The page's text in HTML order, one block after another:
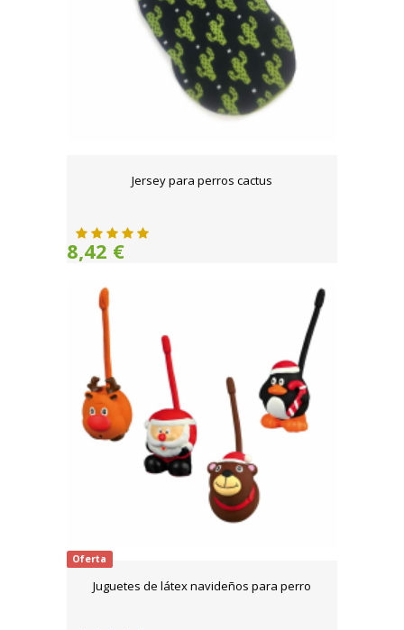
Jersey para perros cactus
8,42 €
Oferta
Juguetes de látex navideños para perro